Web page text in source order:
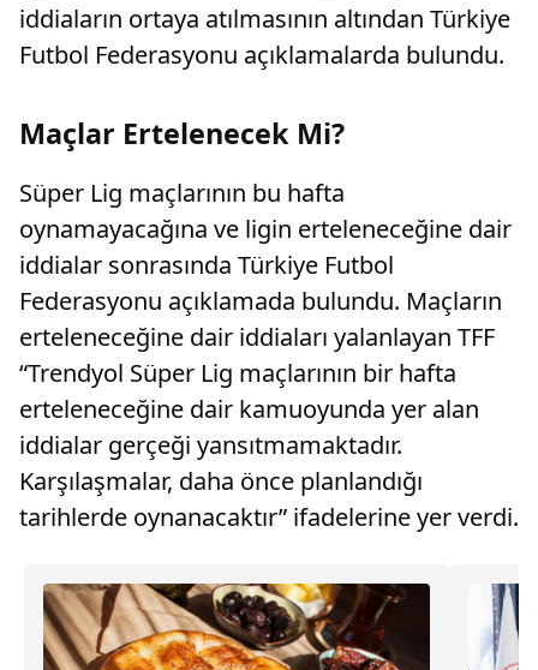
iddiaların ortaya atılmasının altından Türkiye
Futbol Federasyonu açıklamalarda bulundu.
Maçlar Ertelenecek Mi?
Süper Lig maçlarının bu hafta
oynamayacağına ve ligin erteleneceğine dair
iddialar sonrasında Türkiye Futbol
Federasyonu açıklamada bulundu. Maçların
erteleneceğine dair iddiaları yalanlayan TFF
“Trendyol Süper Lig maçlarının bir hafta
erteleneceğine dair kamuoyunda yer alan
iddialar gerçeği yansıtmamaktadır.
Karşılaşmalar, daha önce planlandığı
tarihlerde oynanacaktır” ifadelerine yer verdi.